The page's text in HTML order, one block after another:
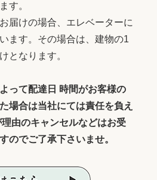
す。
届けの場合、エレベーターに
ます。その場合は、建物の1
となります。
って配達日 時間がお客様の
場合は当社にては責任を負え
由のキャンセルなどはお受
のでご了承下さいませ。